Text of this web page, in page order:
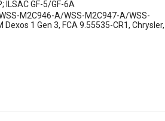
ILSAC GF-5/GF-6A
M2C946-A/WSS-M2C947-A/WSS-
1 Gen 3, FCA 9.55535-CR1, Chrysler,